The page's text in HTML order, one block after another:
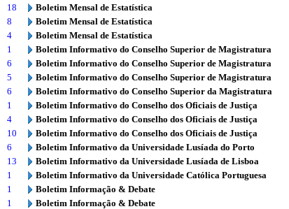
18
Boletim Mensal de Estatística
8
Boletim Mensal de Estatística
4
Boletim Mensal de Estatística
1
Boletim Informativo do Conselho Superior de Magistratura
6
Boletim Informativo do Conselho Superior de Magistratura
5
Boletim Informativo do Conselho Superior de Magistratura
6
Boletim Informativo do Conselho Superior da Magistratura
1
Boletim Informativo do Conselho dos Oficiais de Justiça
4
Boletim Informativo do Conselho dos Oficiais de Justiça
10
Boletim Informativo do Conselho dos Oficiais de Justiça
6
Boletim Informativo da Universidade Lusíada do Porto
13
Boletim Informativo da Universidade Lusíada de Lisboa
1
Boletim Informativo da Universidade Católica Portuguesa
1
Boletim Informação & Debate
1
Boletim Informação & Debate